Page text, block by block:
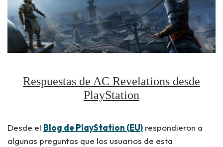
Respuestas de AC Revelations desde
PlayStation
Desde el Blog de PlayStation (EU) respondieron a
algunas preguntas que los usuarios de esta